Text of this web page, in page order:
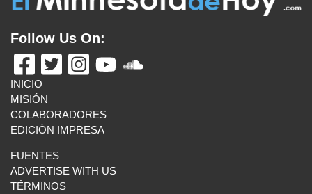
Follow Us On:
INICIO
MISIÓN
COLABORADORES
EDICIÓN IMPRESA
FUENTES
ADVERTISE WITH US
TÉRMINOS